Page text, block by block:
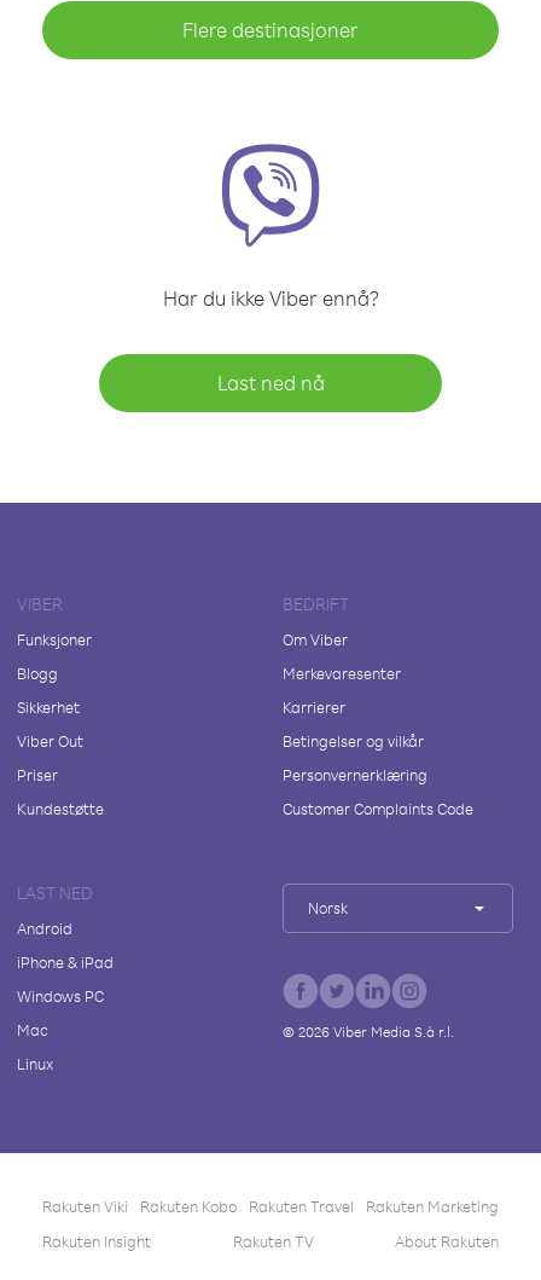
Flere destinasjoner
Har du ikke Viber ennå?
Last ned nå
VIBER
Funksjoner
Blogg
Sikkerhet
Viber Out
Priser
Kundestøtte
BEDRIFT
Om Viber
Merkevaresenter
Karrierer
Betingelser og vilkår
Personvernerklæring
Customer Complaints Code
LAST NED
Android
iPhone & iPad
Windows PC
Mac
Linux
Norsk
© 2026Viber Media S.à r.l.
Rakuten Viki Rakuten Kobo Rakuten Travel
Rakuten Marketing
Rakuten Insight
Rakuten TV About Rakuten